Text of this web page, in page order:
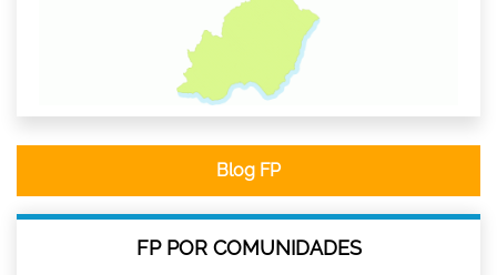
Blog FP
FP POR COMUNIDADES